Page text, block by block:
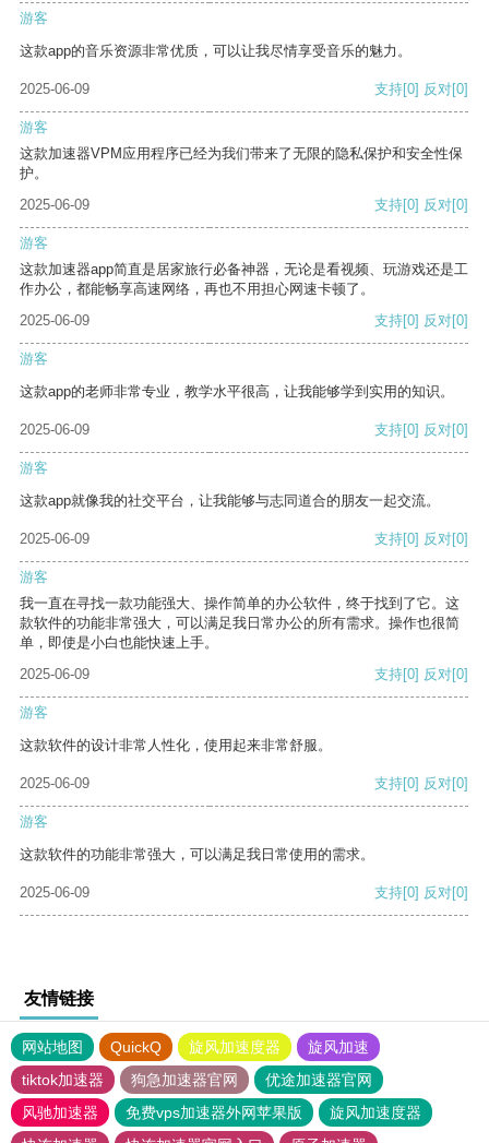
游客
这款app的音乐资源非常优质，可以让我尽情享受音乐的魅力。
2025-06-09 支持[0] 反对[0]
游客
这款加速器VPM应用程序已经为我们带来了无限的隐私保护和安全性保
护。
2025-06-09
支持[0] 反对[0]
游客
这款加速器app简直是居家旅行必备神器，无论是看视频、玩游戏还是工
作办公，都能畅享高速网络，再也不用担心网速卡顿了。
2025-06-09
支持[0] 反对[0]
游客
这款app的老师非常专业，教学水平很高，让我能够学到实用的知识。
2025-06-09 支持[0] 反对[0]
游客
这款app就像我的社交平台，让我能够与志同道合的朋友一起交流。
2025-06-09 支持[0] 反对[0]
游客
我一直在寻找一款功能强大、操作简单的办公软件，终于找到了它。这
款软件的功能非常强大，可以满足我日常办公的所有需求。操作也很简
单，即使是小白也能快速上手。
2025-06-09
支持[0] 反对[0]
游客
这款软件的设计非常人性化，使用起来非常舒服。
2025-06-09 支持[0] 反对[0]
游客
这款软件的功能非常强大，可以满足我日常使用的需求。
2025-06-09 支持[0] 反对[0]
友情链接
网站地图 QuickQ 旋风加速度器
旋风加速
tiktok加速器
狗急加速器官网
优途加速器官网
风驰加速器
免费vps加速器外网苹果版
旋风加速度器